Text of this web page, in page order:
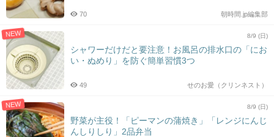
朝時間.jp編集部
70
NEW 8/9 (日)
シャワーだけだと要注意！お風呂の排水口の「にお
い・ぬめり」を防ぐ簡単習慣3つ
せのお愛（クリンネスト）
49
NEW 8/9 (日)
野菜が主役！「ピーマンの蒲焼き」「レンジにんじ
んしりしり」2品弁当